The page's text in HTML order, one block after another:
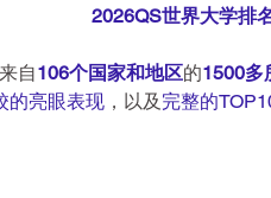
2026QS世界大学排
自106个国家和地区的1500多
的亮眼表现 ，以及 完整的